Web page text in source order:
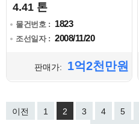
4.41 톤
물건번호 : 1823
조선일자 : 2008/11/20
판매가: 1억2천만원
이전 1 2 3 4 5